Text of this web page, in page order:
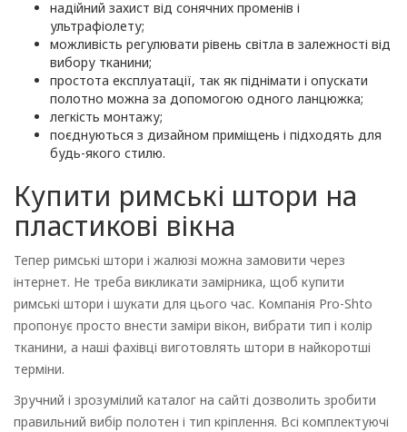
надійний захист від сонячних променів і
ультрафіолету;
можливість регулювати рівень світла в залежності від
вибору тканини;
простота експлуатації, так як піднімати і опускати
полотно можна за допомогою одного ланцюжка;
легкість монтажу;
поєднуються з дизайном приміщень і підходять для
будь-якого стилю.
Купити римські штори на
пластикові вікна
Тепер римські штори і жалюзі можна замовити через
інтернет. Не треба викликати замірника, щоб купити
римські штори і шукати для цього час. Компанія Pro-Shto
пропонує просто внести заміри вікон, вибрати тип і колір
тканини, а наші фахівці виготовлять штори в найкоротші
терміни.
Зручний і зрозумілий каталог на сайті дозволить зробити
правильний вибір полотен і тип кріплення. Всі комплектуючі